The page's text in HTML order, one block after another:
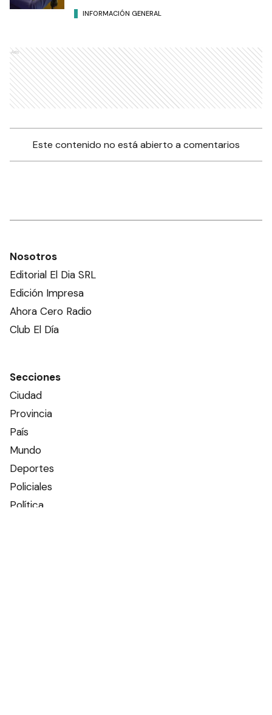
INFORMACIÓN GENERAL
Ads
Este contenido no está abierto a comentarios
Nosotros
Editorial El Dia SRL
Edición Impresa
Ahora Cero Radio
Club El Día
Secciones
Ciudad
Provincia
País
Mundo
Deportes
Policiales
Política